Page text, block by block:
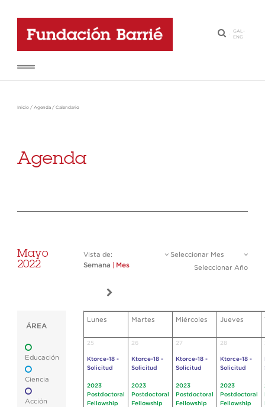
·
GAL-
ENG
Inicio / Agenda / Calendario
Agenda
Mayo
2022
Vista de:
Semana
Mes
Seleccionar Mes
Seleccionar Año
ÁREA
Educación
Ciencia
Acción
Lunes Martes Miércoles Jueves
25
Ktorce-18 -
Solicitud
2023
Postdoctoral
Fellowship
26
Ktorce-18 -
Solicitud
2023
Postdoctoral
Fellowship
27
Ktorce-18 -
Solicitud
2023
Postdoctoral
Fellowship
28
Ktorce-18 -
Solicitud
2023
Postdoctoral
Fellowship